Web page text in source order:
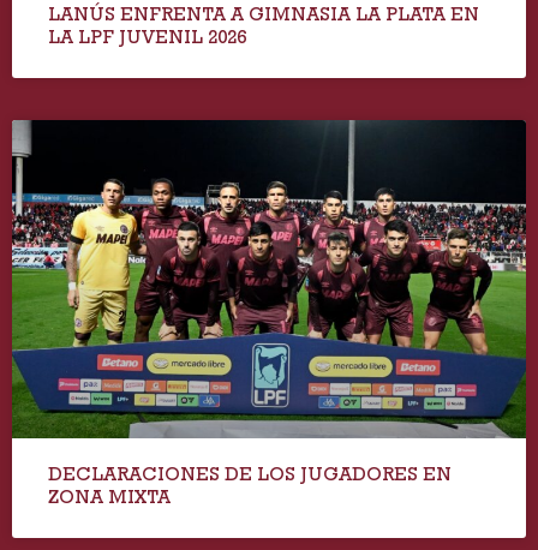
LANÚS ENFRENTA A GIMNASIA LA PLATA EN
LA LPF JUVENIL 2026
DECLARACIONES DE LOS JUGADORES EN
ZONA MIXTA